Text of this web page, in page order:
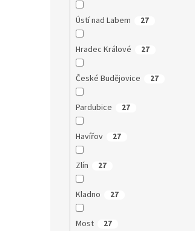
Ústí nad Labem 27
Hradec Králové 27
České Budějovice 27
Pardubice 27
Havířov 27
Zlín 27
Kladno 27
Most 27